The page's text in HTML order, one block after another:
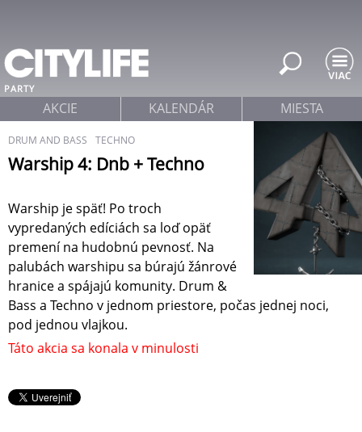
PARTY
DRUM AND BASS TECHNO
Warship 4: Dnb + Techno
Warship je späť! Po troch
vypredaných edíciách sa loď opäť
premení na hudobnú pevnosť. Na
palubách warshipu sa búrajú žánrové
hranice a spájajú komunity. Drum &
Bass a Techno v jednom priestore, počas jednej noci,
pod jednou vlajkou.
Táto akcia sa konala v minulosti
AKCIE KALENDÁR MIESTA